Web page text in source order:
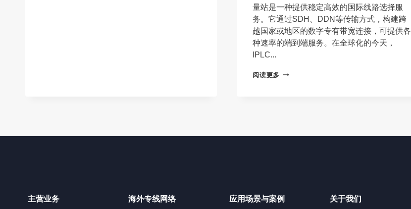
量站是一种提供稳定高效的国际线路选择服
务。它通过SDH、DDN等传输方式，构建跨
越国家或地区的数字专有带宽连接，可提供各
种速率的端到端服务。在全球化的今天，
IPLC...
阅读更多 IPLC
最
新
主营业务 海外专线网络 应用场景与案例 关于我们